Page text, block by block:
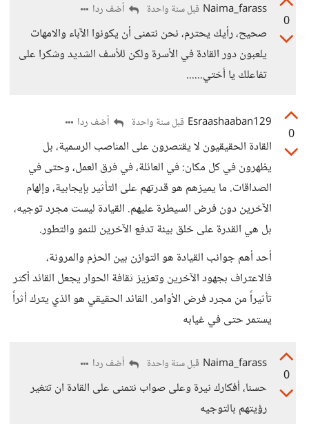
0
Naima_farass قبل سنة واحدة أضف ردا
صحيح، رأيك يحترم، نحن نتمنى أن يكونوا الآباء والامهات
يلعبون دور القادة في الأسرة ولكن للأسف الشديد وشكرا على
تفاعلك يا أختي......
0
Esraashaaban129 قبل سنة واحدة أضف ردا
القادة الحقيقيون لا يقتصرون على المناصب الرسمية، بل
يظهرون في كل مكان: في العائلة، في فرق العمل، وحتى في
الصداقات. ما يميزهم هو قدرتهم على التأثير بإيجابية، وإلهام
الآخرين دون فرض السيطرة عليهم. القيادة ليست مجرد توجيه،
بل هي القدرة على خلق بيئة تدفع الآخرين للنمو والتطور.
أحد أهم جوانب القيادة هو التوازن بين الحزم والمرونة،
فالاعتراف بجهود الآخرين وتعزيز ثقافة الحوار يجعل القائد أكثر
تأثيراً من مجرد فرض الأوامر. القائد الحقيقي هو الذي يترك أثراً
يستمر حتى في غيابه
0
Naima_farass قبل سنة واحدة أضف ردا
حسنا، أفكارك نيرة وعلى صواب نتمنى على القادة ان تتغير
رؤيتهم بالتوجيه